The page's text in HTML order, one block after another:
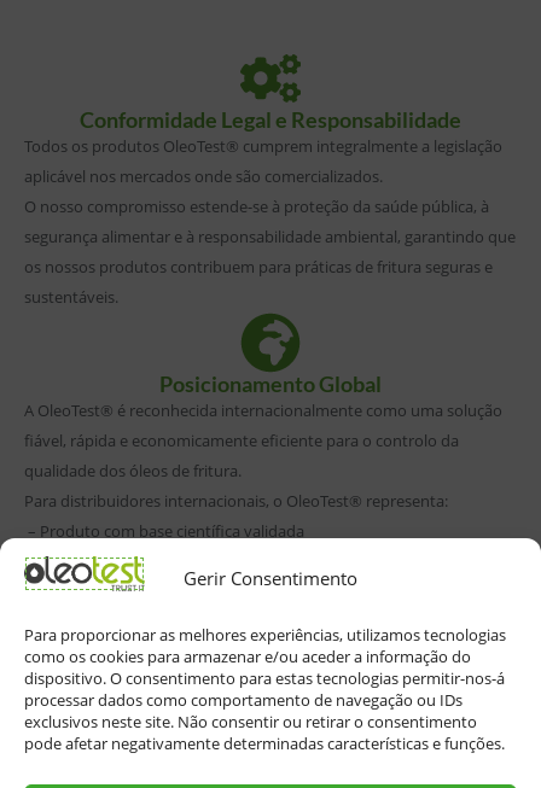
Gerir Consentimento
Para proporcionar as melhores experiências, utilizamos tecnologias
como os cookies para armazenar e/ou aceder a informação do
dispositivo. O consentimento para estas tecnologias permitir-nos-á
processar dados como comportamento de navegação ou IDs
exclusivos neste site. Não consentir ou retirar o consentimento
pode afetar negativamente determinadas características e funções.
Conformidade Legal e Responsabilidade
Todos os produtos OleoTest® cumprem integralmente a legislação
aplicável nos mercados onde são comercializados.
O nosso compromisso estende-se à proteção da saúde pública, à
segurança alimentar e à responsabilidade ambiental, garantindo que
os nossos produtos contribuem para práticas de fritura seguras e
sustentáveis.
Posicionamento Global
A OleoTest® é reconhecida internacionalmente como uma solução
fiável, rápida e economicamente eficiente para o controlo da
qualidade dos óleos de fritura.
Para distribuidores internacionais, o OleoTest® representa:
– Produto com base científica validada
– Elevada aceitação por entidades reguladoras
– Forte enquadramento legal – Integração simples em sistemas
– Diferenciação clara no mercado de segurança alimentar